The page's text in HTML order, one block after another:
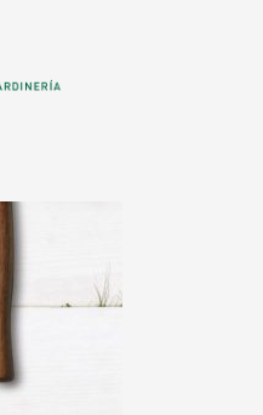
23 DE MAY DE 2017